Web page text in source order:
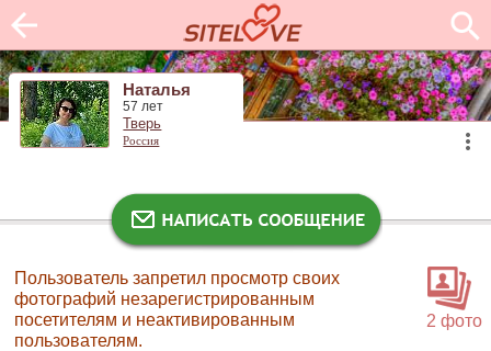
Наталья
57 лет
Тверь
Россия
2 фото
Пользователь запретил просмотр своих
фотографий незарегистрированным
посетителям и неактивированным
пользователям.